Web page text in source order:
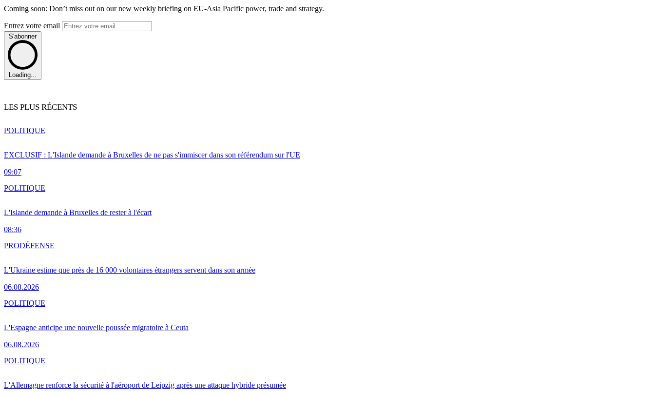
Coming soon: Don’t miss out on our new weekly briefing on EU-Asia Pacific power, trade and strategy.
Entrez votre email
S'abonner
Loading...
LES PLUS RÉCENTS
EXCLUSIF : L'Islande demande à Bruxelles de ne pas s'immiscer dans son référendum sur l'UE
09:07
POLITIQUE
L'Islande demande à Bruxelles de rester à l'écart
08:36
POLITIQUE
L'Ukraine estime que près de 16 000 volontaires étrangers servent dans son armée
06.08.2026
PRODÉFENSE
L'Espagne anticipe une nouvelle poussée migratoire à Ceuta
06.08.2026
POLITIQUE
L'Allemagne renforce la sécurité à l'aéroport de Leipzig après une attaque hybride présumée
POLITIQUE